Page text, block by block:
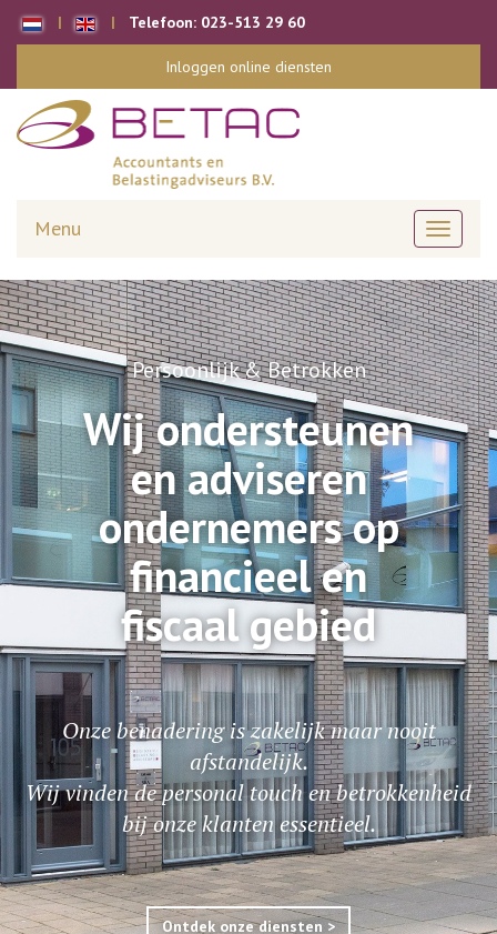
Telefoon: 023-513 29 60
Inloggen online diensten
Toggle
Menu
Persoonlijk & Betrokken
Wij ondersteunen
en adviseren
ondernemers op
financieel en
fiscaal gebied
Onze benadering is zakelijk maar nooit
afstandelijk.
Wij vinden de personal touch en betrokkenheid
bij onze klanten essentieel.
Ontdek onze diensten >